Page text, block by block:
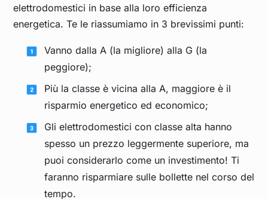
elettrodomestici in base alla loro efficienza
energetica. Te le riassumiamo in 3 brevissimi punti:
Vanno dalla A (la migliore) alla G (la
peggiore);
Più la classe è vicina alla A, maggiore è il
risparmio energetico ed economico;
Gli elettrodomestici con classe alta hanno
spesso un prezzo leggermente superiore, ma
puoi considerarlo come un investimento! Ti
faranno risparmiare sulle bollette nel corso del
tempo.